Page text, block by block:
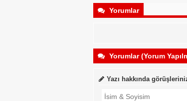
Yorumlar
Yorumlar (Yorum
Yazı hakkında